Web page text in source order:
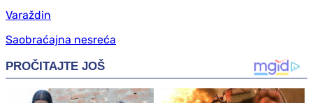
Varaždin
Saobraćajna nesreća